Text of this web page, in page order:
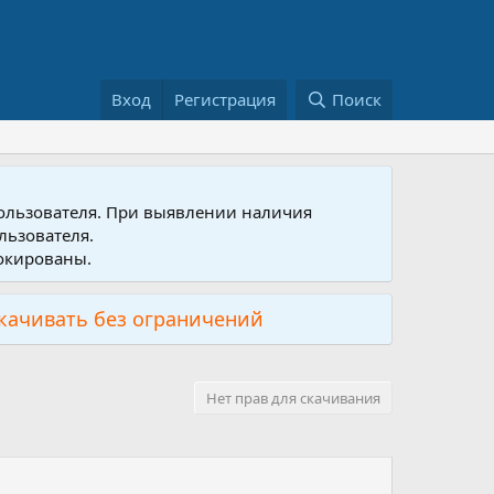
Вход Регистрация Поиск
При выявлении наличия
без ограничений
Нет прав для скачивания